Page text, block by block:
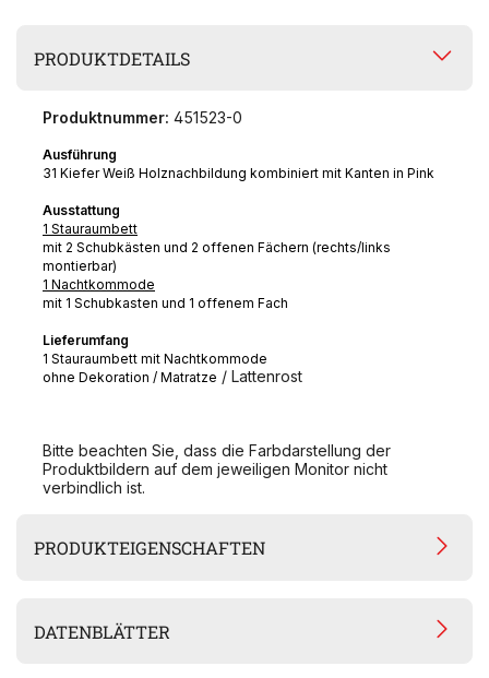
PRODUKTDETAILS
Produktnummer: 451523-0
Ausführung
31 Kiefer Weiß Holznachbildung kombiniert mit Kanten in Pink
Ausstattung
1 Stauraumbett
mit 2 Schubkästen und 2 offenen Fächern (rechts/links
montierbar)
1 Nachtkommode
mit 1 Schubkasten und 1 offenem Fach
Lieferumfang
1 Stauraumbett mit Nachtkommode
ohne Dekoration / Matratze / Lattenrost
Bitte beachten Sie, dass die Farbdarstellung der
Produktbildern auf dem jeweiligen Monitor nicht
verbindlich ist.
PRODUKTEIGENSCHAFTEN
DATENBLÄTTER